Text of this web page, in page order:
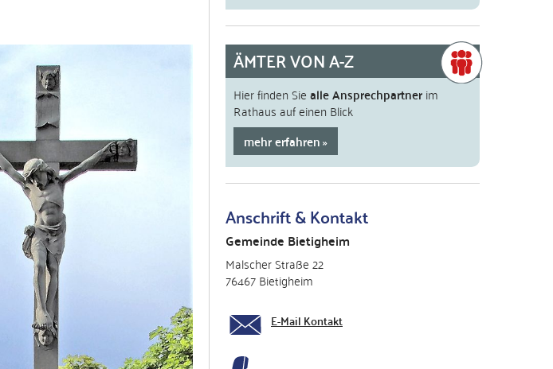
ÄMTER VON A-Z
Hier finden Siealle Ansprechpartnerim
Rathaus auf einen Blick
mehr erfahren
Anschrift & Kontakt
Gemeinde Bietigheim
Malscher Straße 22
76467 Bietigheim
E-Mail Kontakt